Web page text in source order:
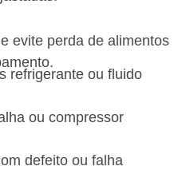
evite perda de alimentos
refrigerante ou fluido
ou compressor
defeito ou falha